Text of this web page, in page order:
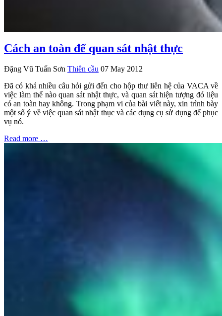
Cách an toàn để quan sát nhật thực
Đặng Vũ Tuấn Sơn Thiên cầu 07 May 2012
Đã có khá nhiều câu hỏi gửi đến cho hộp thư liên hệ của VACA về
việc làm thế nào quan sát nhật thực, và quan sát hiện tượng đó liệu
có an toàn hay không. Trong phạm vi của bài viết này, xin trình bày
một số ý về việc quan sát nhật thục và các dụng cụ sử dụng để phục
vụ nó.
Read more …